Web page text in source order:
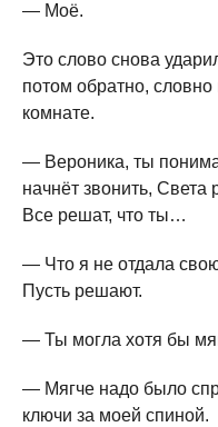
— Моё.
Это слово снова
потом обратно, словно
комнате.
— Вероника, ты
начнёт звонить, Света
Все решат, что ты…
— Что я не отдала
Пусть решают.
— Ты могла хотя бы
— Мягче надо было
ключи за моей спиной.